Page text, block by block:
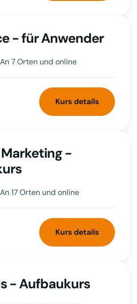
- für Anwender
An 7 Orten und online
Kurs details
-
An 17 Orten und online
Kurs details
- Aufbaukurs